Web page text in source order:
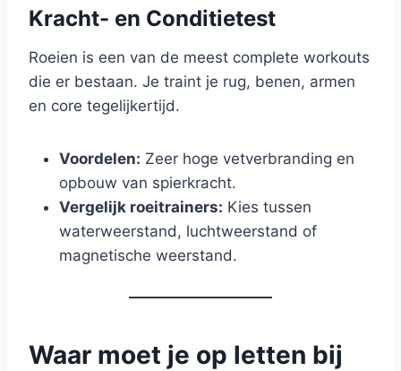
Kracht- en Conditietest
Roeien is een van de meest complete workouts
die er bestaan. Je traint je rug, benen, armen
en core tegelijkertijd.
Voordelen: Zeer hoge vetverbranding en
opbouw van spierkracht.
Vergelijk roeitrainers: Kies tussen
waterweerstand, luchtweerstand of
magnetische weerstand.
Waar moet je op letten bij